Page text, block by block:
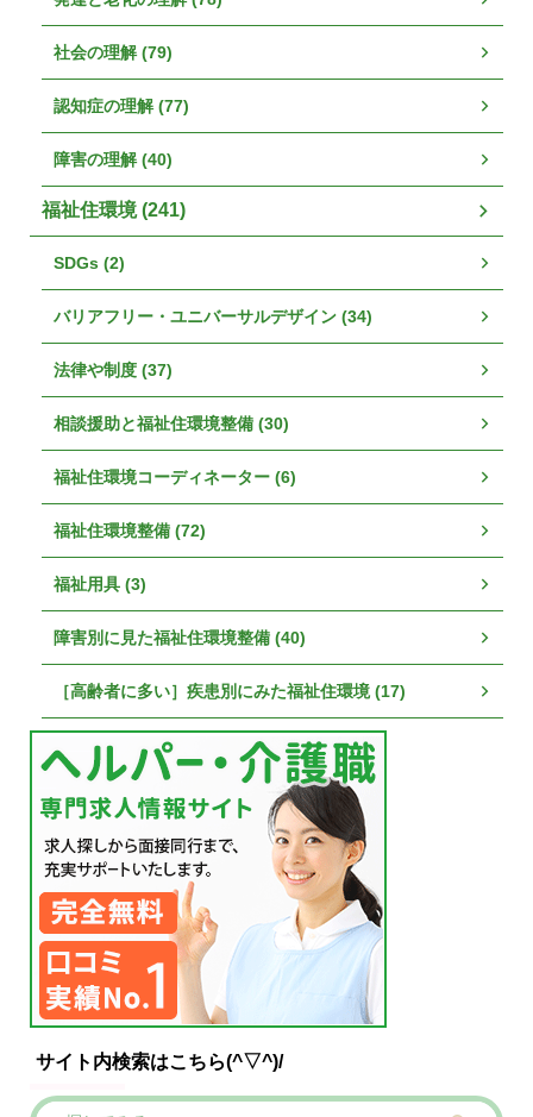
社会の理解 (79)
認知症の理解 (77)
障害の理解 (40)
福祉住環境 (241)
SDGs (2)
バリアフリー・ユニバーサルデザイン (34)
法律や制度 (37)
相談援助と福祉住環境整備 (30)
福祉住環境コーディネーター (6)
福祉住環境整備 (72)
福祉用具 (3)
障害別に見た福祉住環境整備 (40)
［高齢者に多い］疾患別にみた福祉住環境 (17)
サイト内検索はこちら(^▽^)/